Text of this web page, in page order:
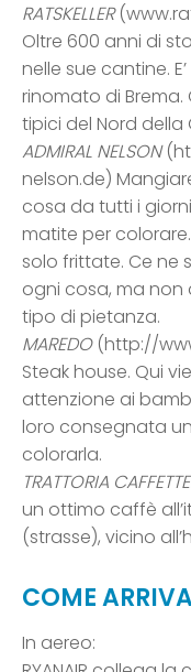
RATSKELLER
Oltre 600 anni di
nelle sue cantine.
rinomato di
tipici del Nord della
ADMIRAL NELSON
nelson.de)
cosa da tutti i
matite per
solo frittate. Ce ne
ogni cosa, ma
tipo di pietanza.
MAREDO(http://
Steak house. Qui
attenzione ai
loro consegnata
colorarla.
TRATTORIA
un ottimo caffè
(strasse), vicino
COME
In aereo: